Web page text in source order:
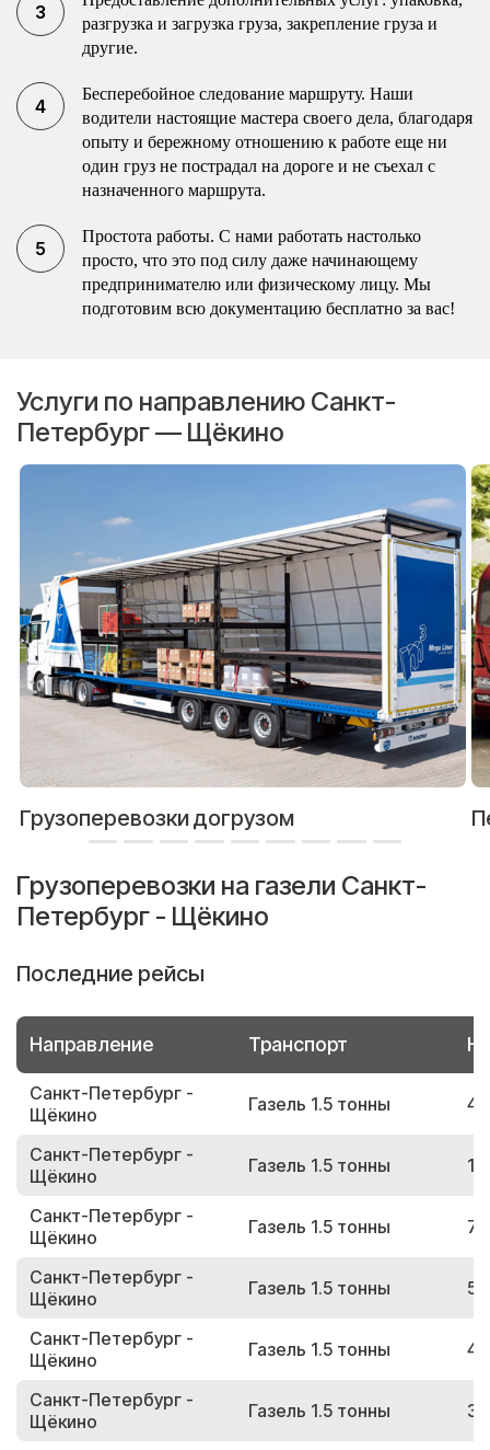
разгрузка и загрузка груза, закрепление груза и
другие.
Бесперебойное следование маршруту. Наши
водители настоящие мастера своего дела, благодаря
опыту и бережному отношению к работе еще ни
один груз не пострадал на дороге и не съехал с
назначенного маршрута.
Простота работы. С нами работать настолько
просто, что это под силу даже начинающему
предпринимателю или физическому лицу. Мы
подготовим всю документацию бесплатно за вас!
Услуги по направлению Санкт-
Петербург — Щёкино
Грузоперевозки догрузом
Грузоперевозки на газели Санкт-
Петербург - Щёкино
Последние рейсы
Направление Транспорт
Санкт-Петербург -
Щёкино
Газель 1.5 тонны
Санкт-Петербург -
Щёкино
Газель 1.5 тонны
Санкт-Петербург -
Щёкино
Газель 1.5 тонны
Санкт-Петербург -
Щёкино
Газель 1.5 тонны
Санкт-Петербург -
Щёкино
Газель 1.5 тонны
Санкт-Петербург -
Щёкино
Газель 1.5 тонны